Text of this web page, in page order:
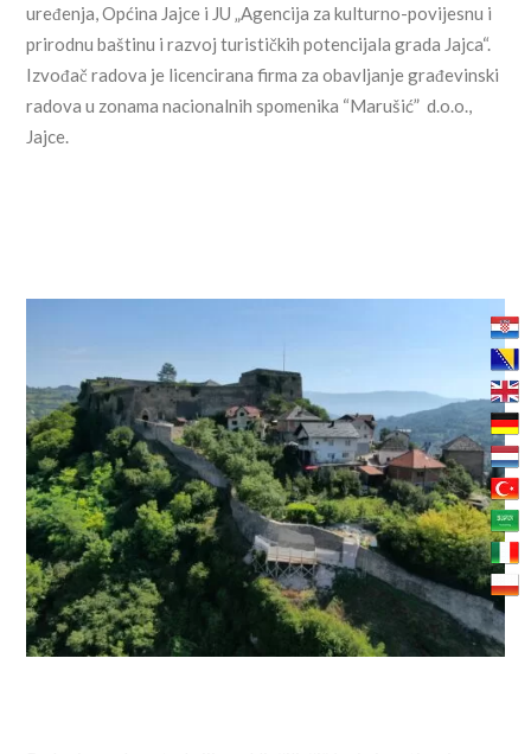
uređenja, Općina Jajce i JU „Agencija za kulturno-povijesnu i
prirodnu baštinu i razvoj turističkih potencijala grada Jajca“.
Izvođač radova je licencirana firma za obavljanje građevinski
radova u zonama nacionalnih spomenika “Marušić” d.o.o.,
Jajce.